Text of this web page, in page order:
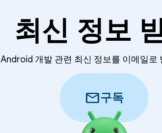
최신 정보
Android 개발 관련 최신 정보를 이메일로
mail구독